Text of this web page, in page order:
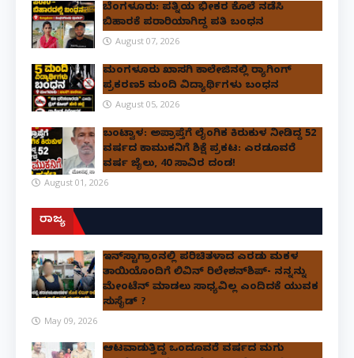
ಬೆಂಗಳೂರು: ಪತ್ನಿಯ ಭೀಕರ ಕೊಲೆ ನಡೆಸಿ
ಬಿಹಾರಕ್ಕೆ ಪರಾರಿಯಾಗಿದ್ದ ಪತಿ ಬಂಧನ
August 07, 2026
ಮಂಗಳೂರು ಖಾಸಗಿ ಕಾಲೇಜಿನಲ್ಲಿ ರ‌್ಯಾಗಿಂಗ್
ಪ್ರಕರಣ5 ಮಂದಿ ವಿದ್ಯಾರ್ಥಿಗಳು ಬಂಧನ
August 05, 2026
ಬಂಟ್ವಾಳ: ಅಪ್ರಾಪ್ತೆಗೆ ಲೈಂಗಿಕ ಕಿರುಕುಳ ನೀಡಿದ್ದ 52
ವರ್ಷದ ಕಾಮುಕನಿಗೆ ಶಿಕ್ಷೆ ಪ್ರಕಟ: ಎರಡೂವರೆ
ವರ್ಷ ಜೈಲು, ₹40 ಸಾವಿರ ದಂಡ!
August 01, 2026
ರಾಜ್ಯ
ಇನ್​ಸ್ಟಾಗ್ರಾಂನಲ್ಲಿ ಪರಿಚಿತಳಾದ ಎರಡು ಮಕ್ಕಳ
ತಾಯಿಯೊಂದಿಗೆ ಲಿವಿನ್ ರಿಲೇಶನ್​ಶಿಪ್- ನನ್ನನ್ನು
ಮೇಂಟೆನ್ ಮಾಡಲು ಸಾಧ್ಯವಿಲ್ಲ ಎಂದಿದಕ್ಕೆ ಯುವಕ
ಸುಸೈಡ್ ?
May 09, 2026
ಆಟವಾಡುತ್ತಿದ್ದ ಒಂದೂವರೆ ವರ್ಷದ ಮಗು